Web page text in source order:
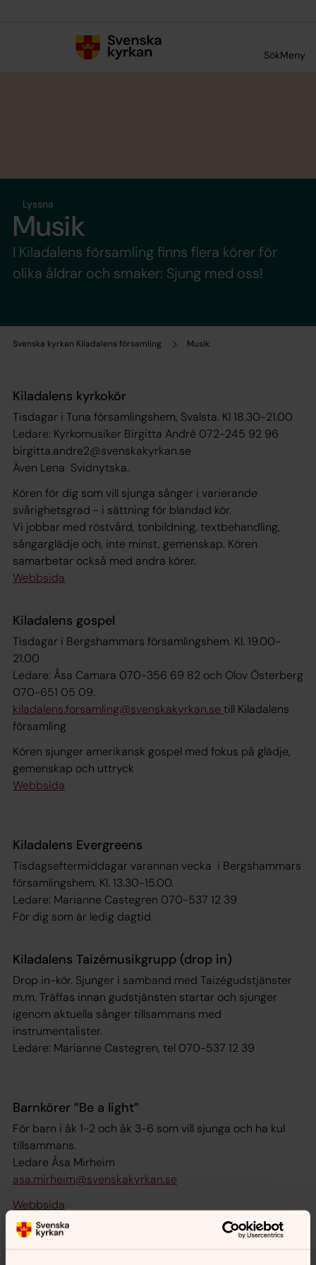
SökMeny
Svenska kyrkan Kiladalens församling Musik
Lyssna
Musik
I Kiladalens församling finns flera körer för
olika åldrar och smaker: Sjung med oss!
Kiladalens kyrkokör
Tisdagar i Tuna församlingshem, Svalsta. Kl 18.30-21.00
Ledare: Kyrkomusiker Birgitta André 072-245 92 96
birgitta.andre2@svenskakyrkan.se
Även Lena Svidnytska.
Kören för dig som vill sjunga sånger i varierande
svårighetsgrad - i sättning för blandad kör.
Vi jobbar med röstvård, tonbildning, textbehandling,
sångarglädje och, inte minst, gemenskap. Kören
samarbetar också med andra körer.
Webbsida
Kiladalens gospel
Tisdagar i Bergshammars församlingshem. Kl. 19.00-
21.00
Ledare: Åsa Camara 070-356 69 82 och Olov Österberg
070-651 05 09.
kiladalens.forsamling@svenskakyrkan.se till Kiladalens
församling
Kören sjunger amerikansk gospel med fokus på glädje,
gemenskap och uttryck
Webbsida
Kiladalens Evergreens
Tisdagseftermiddagar varannan vecka i Bergshammars
församlingshem. Kl. 13.30-15.00.
Ledare: Marianne Castegren 070-537 12 39
För dig som är ledig dagtid.
Kiladalens Taizémusikgrupp (drop in)
Drop in-kör. Sjunger i samband med Taizégudstjänster
m.m. Träffas innan gudstjänsten startar och sjunger
igenom aktuella sånger tillsammans med
instrumentalister.
Ledare: Marianne Castegren, tel 070-537 12 39
Barnkörer ”Be a light”
För barn i åk 1-2 och åk 3-6 som vill sjunga och ha kul
tillsammans.
Ledare Åsa Mirheim
asa.mirheim@svenskakyrkan.se
Webbsida